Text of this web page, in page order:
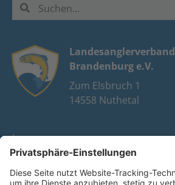
Landesanglerverband
Brandenburg e.V.
Zum Elsbruch 1
14558 Nuthetal
Impressum
Datenschutz
FAQ